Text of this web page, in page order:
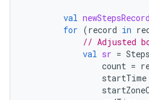
val
for (record in
// Adjusted
val sr =
count =
startTime